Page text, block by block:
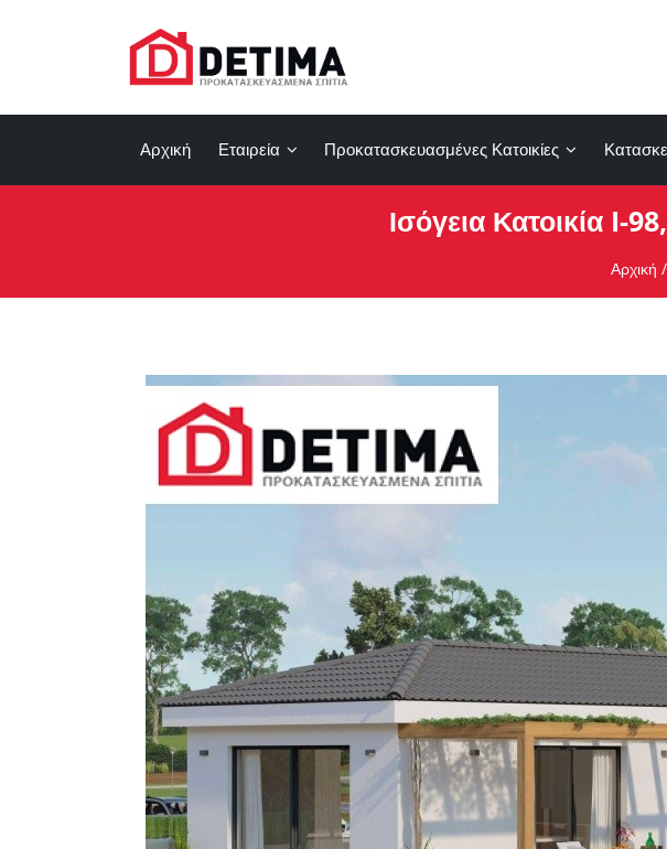
Αρχική Εταιρεία Προκατασκευασμένες Κατοικίες
Ισόγεια Κατοικία I-
Αρχική /